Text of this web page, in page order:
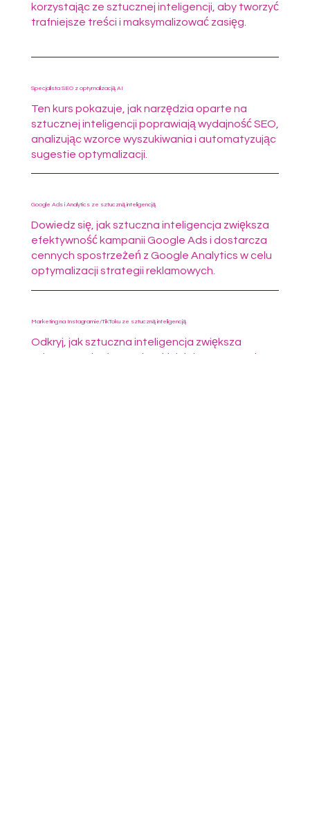
korzystając ze sztucznej inteligencji, aby tworzyć
trafniejsze treści i maksymalizować zasięg.
Specjalista SEO z optymalizacją AI
Ten kurs pokazuje, jak narzędzia oparte na
sztucznej inteligencji poprawiają wydajność SEO,
analizując wzorce wyszukiwania i automatyzując
sugestie optymalizacji.
Google Ads i Analytics ze sztuczną inteligencją
Dowiedz się, jak sztuczna inteligencja zwiększa
efektywność kampanii Google Ads i dostarcza
cennych spostrzeżeń z Google Analytics w celu
optymalizacji strategii reklamowych.
Marketing na Instagramie/TikToku ze sztuczną inteligencją
Odkryj, jak sztuczna inteligencja zwiększa
sukces na platformach takich jak Instagram i